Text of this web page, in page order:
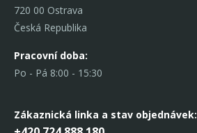
720 00 Ostrava
Česká Republika
Pracovní doba:
Po - Pá 8:00 - 15:30
Zákaznická linka a stav objednávek: